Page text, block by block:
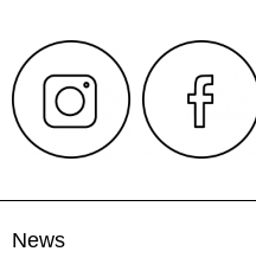
News